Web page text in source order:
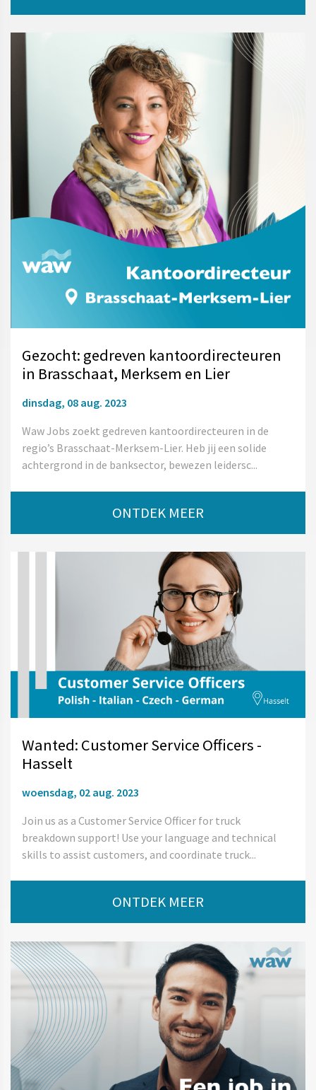
Gezocht: gedreven kantoordirecteuren
in Brasschaat, Merksem en Lier
dinsdag, 08 aug. 2023
Waw Jobs zoekt gedreven kantoordirecteuren in de
regio’s Brasschaat-Merksem-Lier. Heb jij een solide
achtergrond in de banksector, bewezen leidersc...
ONTDEK MEER
Wanted: Customer Service Officers -
Hasselt
woensdag, 02 aug. 2023
Join us as a Customer Service Officer for truck
breakdown support! Use your language and technical
skills to assist customers, and coordinate truck...
ONTDEK MEER